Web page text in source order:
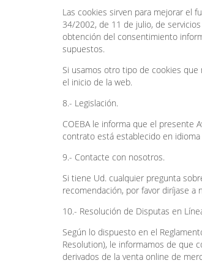
Las cookies sirven para mejorar el
34/2002, de 11 de julio, de
obtención del consentimiento
supuestos.
Si usamos otro tipo de cookies
el inicio de la web.
8.- Legislación.
COEBA le informa que el presente
contrato está establecido en idioma
9.- Contacte con nosotros.
Si tiene Ud. cualquier pregunta
recomendación, por favor diríjase a
10.- Resolución de Disputas en
Según lo dispuesto en el
Resolution), le informamos de que
derivados de la venta online de